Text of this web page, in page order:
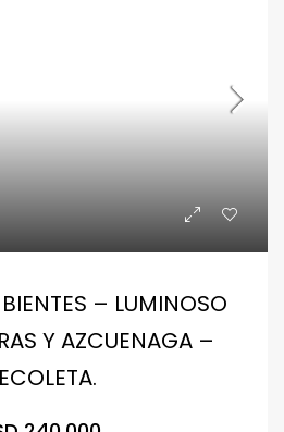
– LUMINOSO
Y AZCUENAGA –